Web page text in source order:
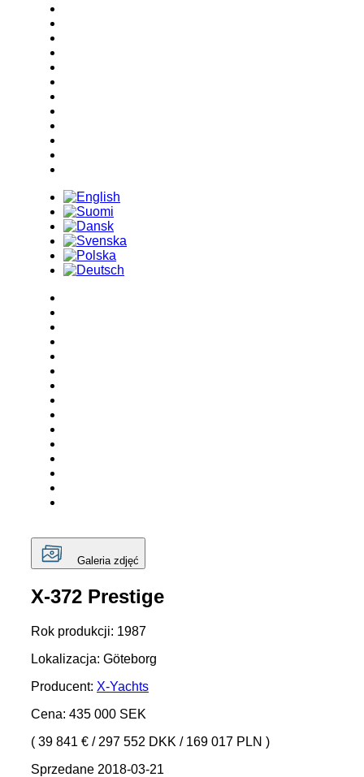
Galeria zdjęć
X-372 Prestige
Rok produkcji: 1987
Lokalizacja: Göteborg
Producent: X-Yachts
Cena: 435 000 SEK
( 39 841 € /297 552 DKK /169 017 PLN )
Sprzedane 2018-03-21